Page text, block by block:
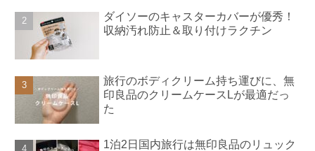
ダイソーのキャスターカバーが優秀！
収納汚れ防止＆取り付けラクチン
旅行のボディクリーム持ち運びに、無
印良品のクリームケースLが最適だっ
た
1泊2日国内旅行は無印良品のリュック